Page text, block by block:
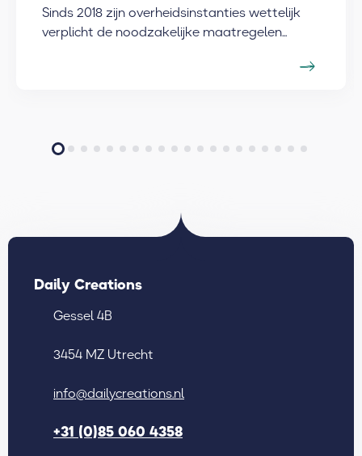
Sinds 2018 zijn overheidsinstanties wettelijk
verplicht de noodzakelijke maatregelen...
Daily Creations
Gessel 4B
3454 MZ Utrecht
info@dailycreations.nl
+31 (0)85 060 4358